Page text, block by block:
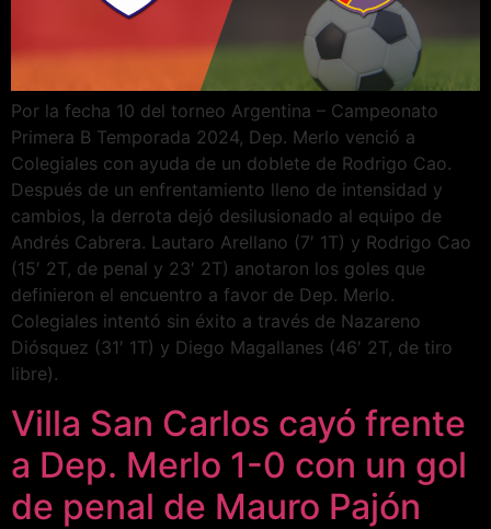
Por la fecha 10 del torneo Argentina – Campeonato
Primera B Temporada 2024, Dep. Merlo venció a
Colegiales con ayuda de un doblete de Rodrigo Cao.
Después de un enfrentamiento lleno de intensidad y
cambios, la derrota dejó desilusionado al equipo de
Andrés Cabrera. Lautaro Arellano (7′ 1T) y Rodrigo Cao
(15′ 2T, de penal y 23′ 2T) anotaron los goles que
definieron el encuentro a favor de Dep. Merlo.
Colegiales intentó sin éxito a través de Nazareno
Diósquez (31′ 1T) y Diego Magallanes (46′ 2T, de tiro
libre).
Villa San Carlos cayó frente
a Dep. Merlo 1-0 con un gol
de penal de Mauro Pajón